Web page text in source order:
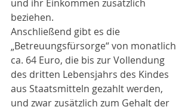
und ihr Einkommen zusätzlich
beziehen.
Anschließend gibt es die
„Betreuungsfürsorge“ von monatlich
ca. 64 Euro, die bis zur Vollendung
des dritten Lebensjahrs des Kindes
aus Staatsmitteln gezahlt werden,
und zwar zusätzlich zum Gehalt der